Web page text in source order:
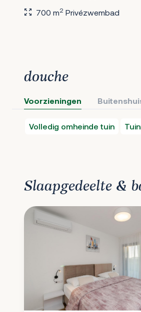
700 m2 Privézwembad
douche
Voorzieningen
Volledig omheinde tuin
Slaapgedeelte &